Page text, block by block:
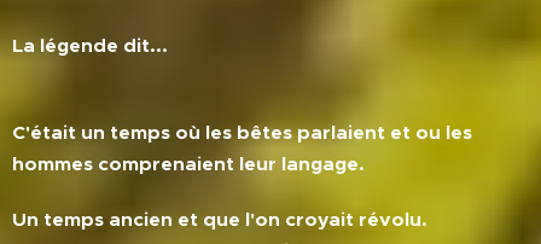
La légende dit...
C'était un temps où les bêtes parlaient et ou les
hommes comprenaient leur langage.
Un temps ancien et que l'on croyait révolu.